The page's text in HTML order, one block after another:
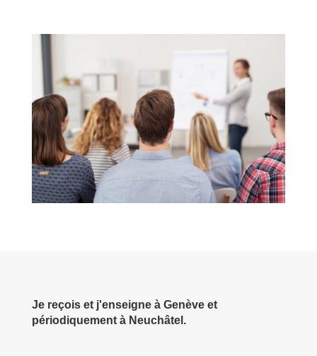
Je reçois et j'enseigne à Genève et
périodiquement à Neuchâtel.